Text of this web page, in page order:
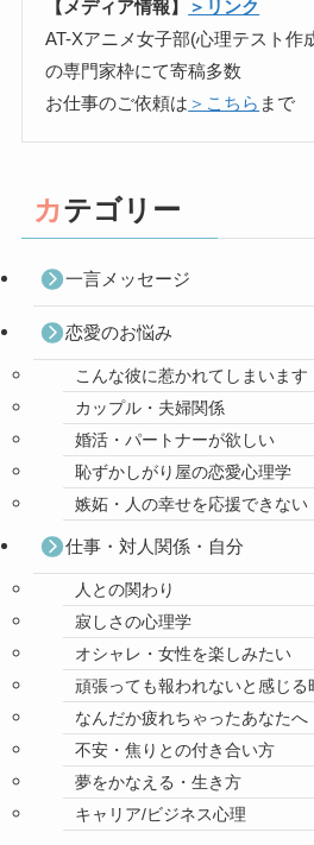
【メディア情報】
＞リンク
AT-Xアニメ女子部(心理テスト作
の専門家枠にて寄稿多数
お仕事のご依頼は ＞こちら まで
カテゴリー
一言メッセージ
恋愛のお悩み
こんな彼に惹かれてしまいます
カップル・夫婦関係
婚活・パートナーが欲しい
恥ずかしがり屋の恋愛心理学
嫉妬・人の幸せを応援できない
仕事・対人関係・自分
人との関わり
寂しさの心理学
オシャレ・女性を楽しみたい
頑張っても報われないと感じる
なんだか疲れちゃったあなたへ
不安・焦りとの付き合い方
夢をかなえる・生き方
キャリア/ビジネス心理